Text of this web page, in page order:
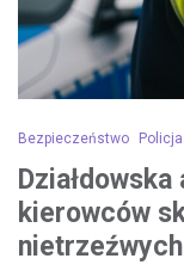
Bezpieczeństwo Policja
kierowców